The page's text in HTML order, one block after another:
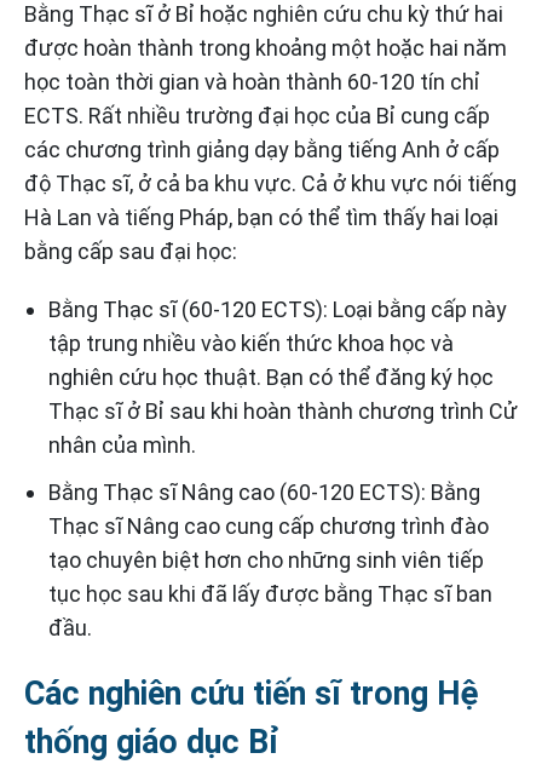
Bằng Thạc sĩ ở Bỉ hoặc nghiên cứu chu kỳ thứ hai
được hoàn thành trong khoảng một hoặc hai năm
học toàn thời gian và hoàn thành 60-120 tín chỉ
ECTS. Rất nhiều trường đại học của Bỉ cung cấp
các chương trình giảng dạy bằng tiếng Anh ở cấp
độ Thạc sĩ, ở cả ba khu vực. Cả ở khu vực nói tiếng
Hà Lan và tiếng Pháp, bạn có thể tìm thấy hai loại
bằng cấp sau đại học:
Bằng Thạc sĩ (60-120 ECTS): Loại bằng cấp này
tập trung nhiều vào kiến ​​thức khoa học và
nghiên cứu học thuật. Bạn có thể đăng ký học
Thạc sĩ ở Bỉ sau khi hoàn thành chương trình Cử
nhân của mình.
Bằng Thạc sĩ Nâng cao (60-120 ECTS): Bằng
Thạc sĩ Nâng cao cung cấp chương trình đào
tạo chuyên biệt hơn cho những sinh viên tiếp
tục học sau khi đã lấy được bằng Thạc sĩ ban
đầu.
Các nghiên cứu tiến sĩ trong Hệ
thống giáo dục Bỉ